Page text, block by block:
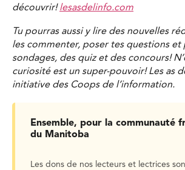
découvrir!lesasdelinfo.com
Tu pourras aussi y lire des nouvelles
les commenter, poser tes questions et
sondages, des quiz et des concours!
curiosité est un super-pouvoir! Les as
initiative des Coops de l’information.
Ensemble, pour la communauté
du Manitoba
Les dons de nos lecteurs et lectrices